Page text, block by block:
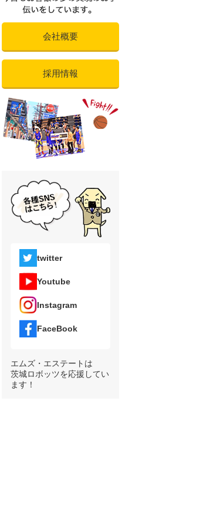
会社概要
採用情報
twitter
Youtube
Instagram
FaceBook
エムズ・エステートは
茨城ロボッツを応援してい
ます！